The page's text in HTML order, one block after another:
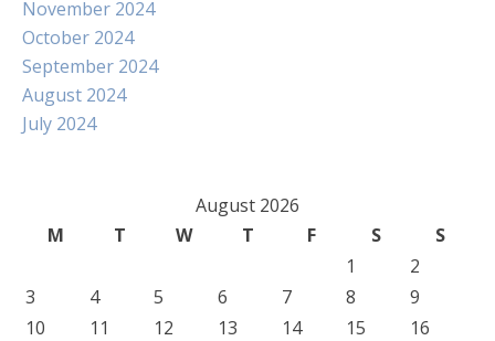
November 2024
October 2024
September 2024
August 2024
July 2024
August 2026
M
T W T F S
S
1
2
3
4 5 6 7 8
9
10
11 12 13 14 15
16